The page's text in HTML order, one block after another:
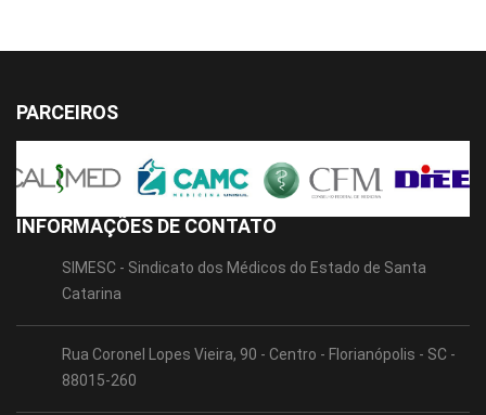
PARCEIROS
INFORMAÇÕES DE CONTATO
SIMESC - Sindicato dos Médicos do Estado de Santa
Catarina
Rua Coronel Lopes Vieira, 90 - Centro - Florianópolis - SC -
88015-260